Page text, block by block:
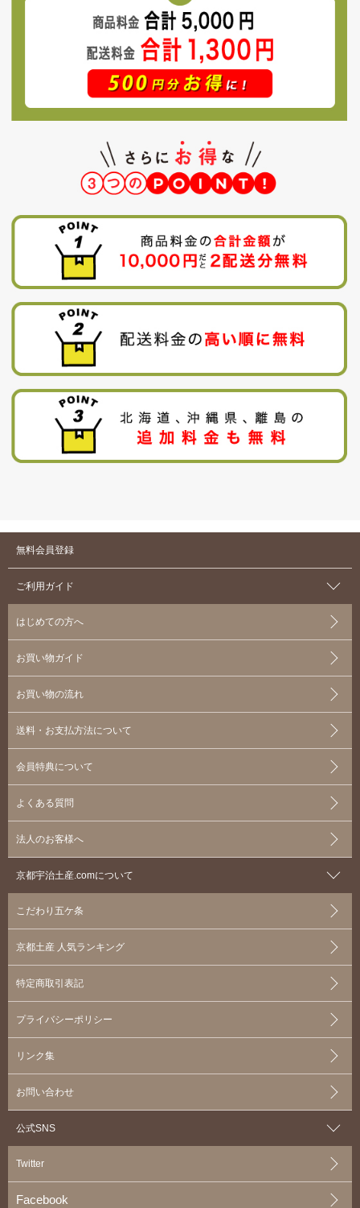
無料会員登録
ご利用ガイド
はじめての方へ
お買い物ガイド
お買い物の流れ
送料・お支払方法について
会員特典について
よくある質問
法人のお客様へ
京都宇治土産.comについて
こだわり五ケ条
京都土産 人気ランキング
特定商取引表記
プライバシーポリシー
リンク集
お問い合わせ
公式SNS
Twitter
Facebook